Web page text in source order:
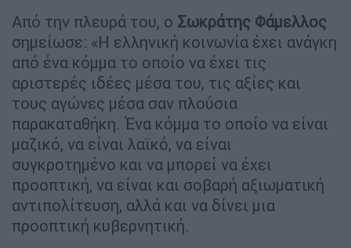
Από την πλευρά του, ο Σωκράτης Φάμελλος
σημείωσε: «Η ελληνική κοινωνία έχει ανάγκη
από ένα κόμμα το οποίο να έχει τις
αριστερές ιδέες μέσα του, τις αξίες και
τους αγώνες μέσα σαν πλούσια
παρακαταθήκη. Ένα κόμμα το οποίο να είναι
μαζικό, να είναι λαϊκό, να είναι
συγκροτημένο και να μπορεί να έχει
προοπτική, να είναι και σοβαρή αξιωματική
αντιπολίτευση, αλλά και να δίνει μια
προοπτική κυβερνητική.